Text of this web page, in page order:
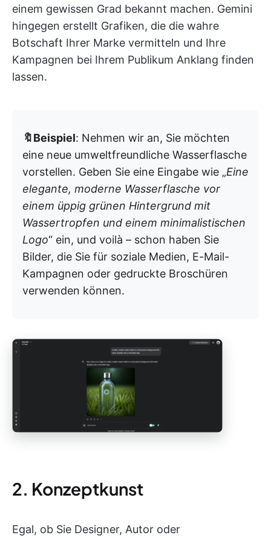
einem gewissen Grad bekannt machen. Gemini
hingegen erstellt Grafiken, die die wahre
Botschaft Ihrer Marke vermitteln und Ihre
Kampagnen bei Ihrem Publikum Anklang finden
lassen.
🔖Beispiel: Nehmen wir an, Sie möchten
eine neue umweltfreundliche Wasserflasche
vorstellen. Geben Sie eine Eingabe wie „Eine
elegante, moderne Wasserflasche vor
einem üppig grünen Hintergrund mit
Wassertropfen und einem minimalistischen
Logo“ ein, und voilà – schon haben Sie
Bilder, die Sie für soziale Medien, E-Mail-
Kampagnen oder gedruckte Broschüren
verwenden können.
2. Konzeptkunst
Egal, ob Sie Designer, Autor oder